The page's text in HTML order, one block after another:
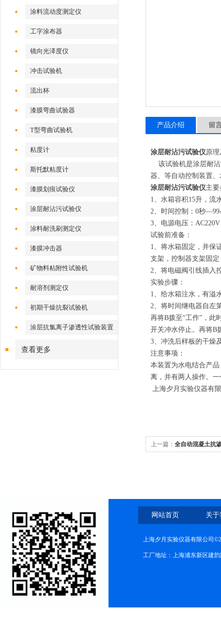
产品介绍 留
涂层耐沾污试验仪原
该试验机是涂层耐沾
器、等自动控制装置
涂层耐沾污试验仪主
1、水箱容积15升，流
2、时间控制：0秒—99
3、电源电压：
试验前准备：
1、将水箱固定，并保
支架，控制器支架固
2、将电磁阀引线插入
实验步骤：
1、给水箱注水，有溢
2、将时间继电器自左
再将B拨至“工作”，此
开关冲水停止。再将B
3、冲洗后样板的干燥
注意事项：
本装置为水电结合产
离，并有两人操作。
上海夕月实验仪器有
上一篇： 全自动混凝土抗
涂料流动度测定仪
工字涂布器
镜向光泽度仪
冲击试验机
流出杯
漆膜弯曲试验器
T型弯曲试验机
粘度计
斯托默粘度计
漆膜划痕试验仪
涂层耐沾污试验仪
涂料耐洗刷测定仪
漆膜冲击器
矿物料粘附性试验机
耐溶剂测定仪
初期干燥抗裂试验机
涂层抗氯离子渗透性试验装置
查看更多
网站首页 关
上海夕月实验仪器有限公司
工厂地址：上海浦东新区建韵